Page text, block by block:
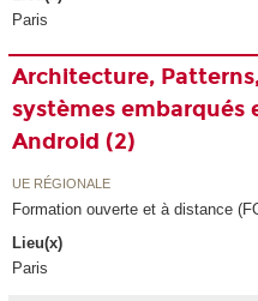
Paris
Architecture,
systèmes embarqués
Android (2)
UE RÉGIONALE
Formation ouverte et à distance
Lieu(x)
Paris